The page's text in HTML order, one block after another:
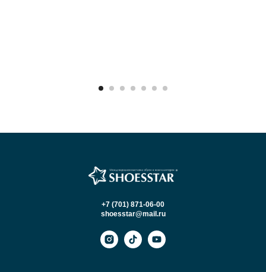
+7 (701) 871-06-00
shoesstar@mail.ru